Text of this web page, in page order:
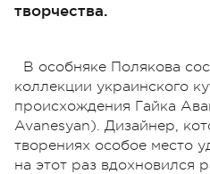
творчества.
В особняке Полякова
коллекции украинского
происхождения Гайка
Avanesyan). Дизайнер,
творениях особое место
на этот раз вдохновился